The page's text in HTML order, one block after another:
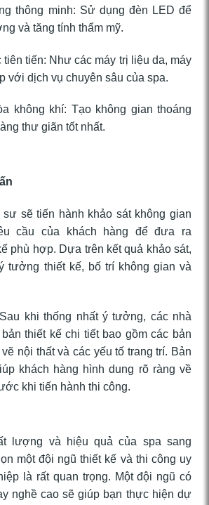
thông minh: Sử dụng đèn LED để
và tăng tính thẩm mỹ.
tiên tiến: Như các máy trị liệu da, máy
với dịch vụ chuyên sâu của spa.
không khí: Tạo không gian thoáng
thư giãn tốt nhất.
sẽ tiến hành khảo sát không gian
cầu của khách hàng để đưa ra
phù hợp. Dựa trên kết quả khảo sát,
tưởng thiết kế, bố trí không gian và
khi thống nhất ý tưởng, các nhà
thiết kế chi tiết bao gồm các bản
nội thất và các yếu tố trang trí. Bản
khách hàng hình dung rõ ràng về
khi tiến hành thi công.
lượng và hiệu quả của spa sang
một đội ngũ thiết kế và thi công uy
là rất quan trọng. Một đội ngũ có
nghề cao sẽ giúp bạn thực hiện dự